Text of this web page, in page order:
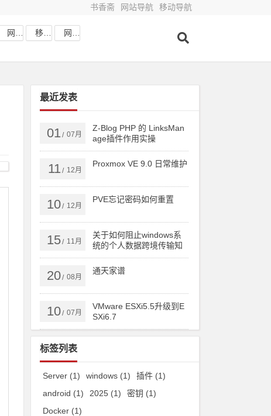
书香斋 网站导航 移动导航
最近发表
01 / 07月
Z-Blog PHP 的 LinksMan
age插件作用实操
11 / 12月
Proxmox VE 9.0 日常维护
10/ 12月
PVE忘记密码如何重置
15/ 11月
关于如何阻止windows系
统的个人数据跨境传输知
识分享
20/ 08月
通天家谱
10/ 07月
VMware ESXi5.5升级到E
SXi6.7
标签列表
Server (1) windows (1) 插件 (1)
android (1) 2025 (1) 密钥 (1)
Docker (1)